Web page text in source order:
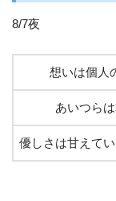
8/7夜
想いは個人
あいつら
優しさは甘えて